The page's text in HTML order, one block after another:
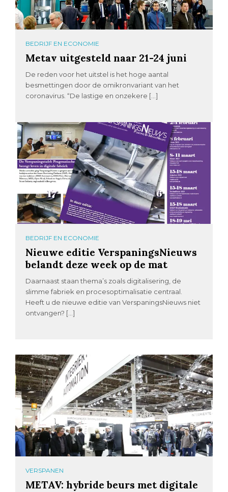
BEDRIJF EN ECONOMIE
Metav uitgesteld naar 21-24 juni
De reden voor het uitstel is het hoge aantal
besmettingen door de omikronvariant van het
coronavirus. “De lastige en onzekere […]
BEDRIJF EN ECONOMIE
Nieuwe editie VerspaningsNieuws
belandt deze week op de mat
Daarnaast staan thema’s zoals digitalisering, de
slimme fabriek en procesoptimalisatie centraal.
Heeft u de nieuwe editie van VerspaningsNieuws niet
ontvangen? […]
VERSPANEN
METAV: hybride beurs met digitale